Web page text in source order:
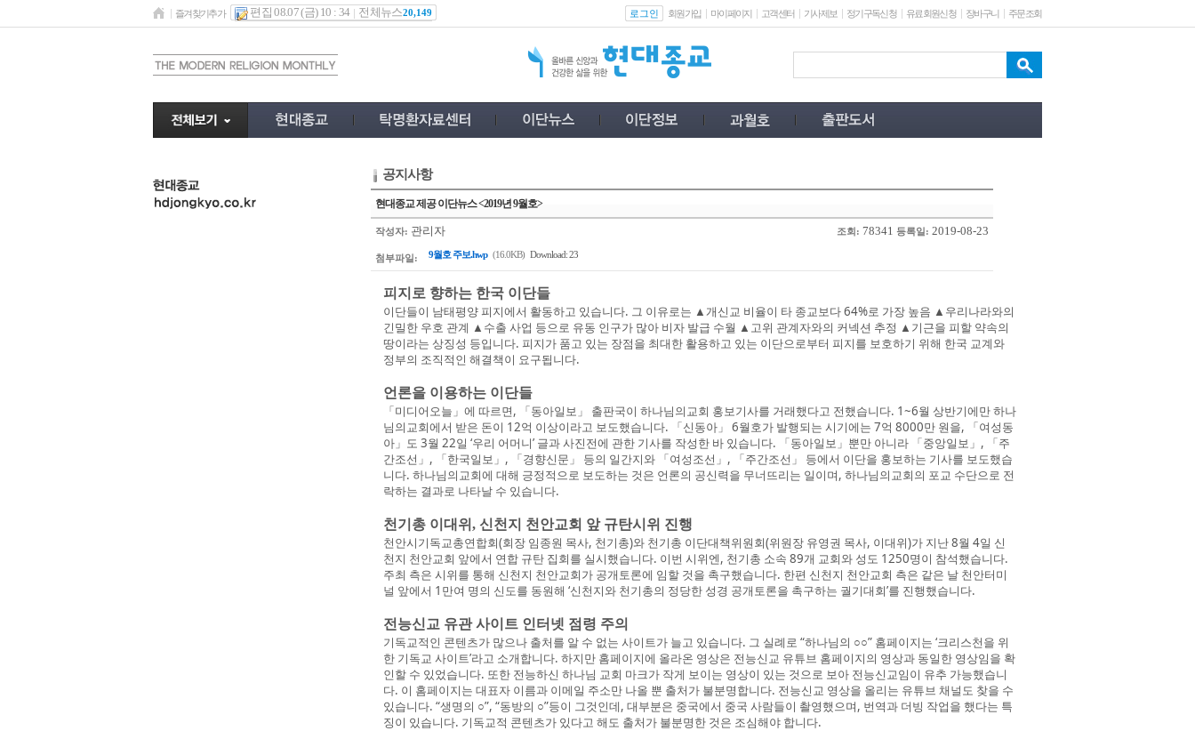
즐겨찾기추가 편집 08.07 (금) 10 : 34 전체뉴스20,149 로그인 회원가입 마이페이지 고객센터 기사제보 정기구독신청 유료회원신청 장바구니 주문조회
공지사항
현대종교 제공 이단뉴스 <2019년 9월호>
작성자: 관리자 조회: 78341 등록일: 2019-08-23
첨부파일: 9월호 주보.hwp (16.0KB) Download: 23
피지로 향하는 한국 이단들
이단들이 남태평양 피지에서 활동하고 있습니다. 그 이유로는 ▲개신교 비율이 타 종교보다 64%로 가장 높음 ▲우리나라와의
긴밀한 우호 관계 ▲수출 사업 등으로 유동 인구가 많아 비자 발급 수월 ▲고위 관계자와의 커넥션 추정 ▲기근을 피할 약속의
땅이라는 상징성 등입니다. 피지가 품고 있는 장점을 최대한 활용하고 있는 이단으로부터 피지를 보호하기 위해 한국 교계와
정부의 조직적인 해결책이 요구됩니다.
언론을 이용하는 이단들
「미디어오늘」에 따르면, 「동아일보」 출판국이 하나님의교회 홍보기사를 거래했다고 전했습니다. 1~6월 상반기에만 하나
님의교회에서 받은 돈이 12억 이상이라고 보도했습니다. 「신동아」 6월호가 발행되는 시기에는 7억 8000만 원을, 「여성동
아」도 3월 22일 ‘우리 어머니’ 글과 사진전에 관한 기사를 작성한 바 있습니다. 「동아일보」뿐만 아니라 「중앙일보」, 「주
간조선」, 「한국일보」, 「경향신문」 등의 일간지와 「여성조선」, 「주간조선」 등에서 이단을 홍보하는 기사를 보도했습
니다. 하나님의교회에 대해 긍정적으로 보도하는 것은 언론의 공신력을 무너뜨리는 일이며, 하나님의교회의 포교 수단으로 전
락하는 결과로 나타날 수 있습니다.
천기총 이대위, 신천지 천안교회 앞 규탄시위 진행
천안시기독교총연합회(회장 임종원 목사, 천기총)와 천기총 이단대책위원회(위원장 유영권 목사, 이대위)가 지난 8월 4일 신
천지 천안교회 앞에서 연합 규탄 집회를 실시했습니다. 이번 시위엔, 천기총 소속 89개 교회와 성도 1250명이 참석했습니다.
주최 측은 시위를 통해 신천지 천안교회가 공개토론에 임할 것을 촉구했습니다. 한편 신천지 천안교회 측은 같은 날 천안터미
널 앞에서 1만여 명의 신도를 동원해 ‘신천지와 천기총의 정당한 성경 공개토론을 촉구하는 궐기대회’를 진행했습니다.
전능신교 유관 사이트 인터넷 점령 주의
기독교적인 콘텐츠가 많으나 출처를 알 수 없는 사이트가 늘고 있습니다. 그 실례로 “하나님의 ○○” 홈페이지는 ‘크리스천을 위
한 기독교 사이트’라고 소개합니다. 하지만 홈페이지에 올라온 영상은 전능신교 유튜브 홈페이지의 영상과 동일한 영상임을 확
인할 수 있었습니다. 또한 전능하신 하나님 교회 마크가 작게 보이는 영상이 있는 것으로 보아 전능신교임이 유추 가능했습니
다. 이 홈페이지는 대표자 이름과 이메일 주소만 나올 뿐 출처가 불분명합니다. 전능신교 영상을 올리는 유튜브 채널도 찾을 수
있습니다. “생명의 ○”, “동방의 ○”등이 그것인데, 대부분은 중국에서 중국 사람들이 촬영했으며, 번역과 더빙 작업을 했다는 특
징이 있습니다. 기독교적 콘텐츠가 있다고 해도 출처가 불분명한 것은 조심해야 합니다.